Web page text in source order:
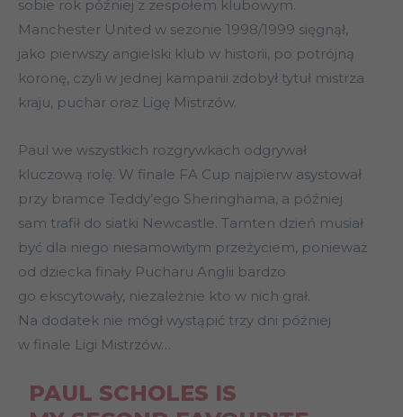
sobie rok później z zespołem klubowym.
Manchester United w sezonie 1998/1999 sięgnął,
jako pierwszy angielski klub w historii, po potrójną
koronę, czyli w jednej kampanii zdobył tytuł mistrza
kraju, puchar oraz Ligę Mistrzów.
Paul we wszystkich rozgrywkach odgrywał
kluczową rolę. W finale FA Cup najpierw asystował
przy bramce Teddy’ego Sheringhama, a później
sam trafił do siatki Newcastle. Tamten dzień musiał
być dla niego niesamowitym przeżyciem, ponieważ
od dziecka finały Pucharu Anglii bardzo
go ekscytowały, niezależnie kto w nich grał.
Na dodatek nie mógł wystąpić trzy dni później
w finale Ligi Mistrzów…
PAUL SCHOLES IS